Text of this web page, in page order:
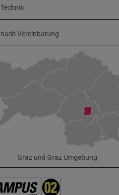
Technik
nach Vereinbarung
Graz und Graz Umgebung